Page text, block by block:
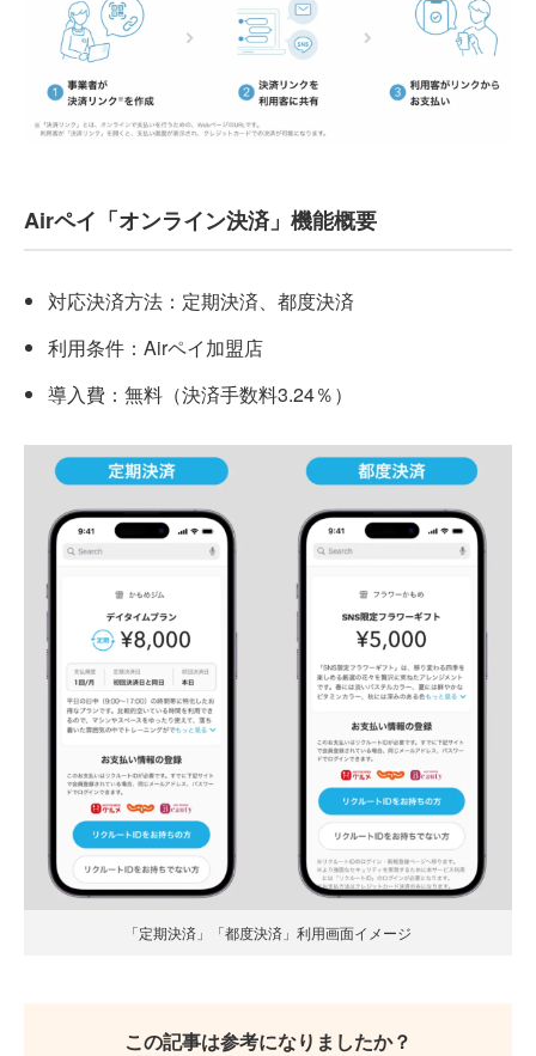
Airペイ「オンライン決済」機能概要
対応決済方法：定期決済、都度決済
利用条件：Airペイ加盟店
導入費：無料（決済手数料3.24％）
「定期決済」「都度決済」利用画面イメージ
この記事は参考になりましたか？